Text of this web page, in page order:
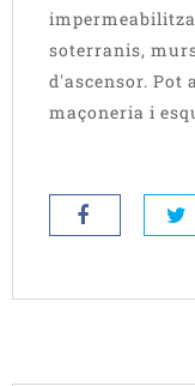
soterranis,
d'ascensor. Pot
maçoneria i